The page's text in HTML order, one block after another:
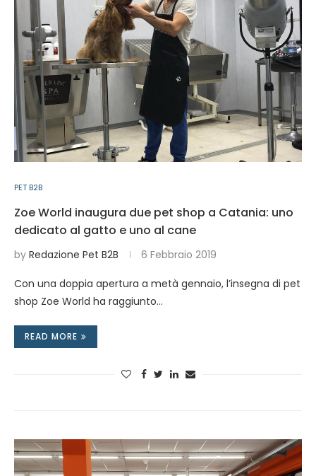
PET B2B
Zoe World inaugura due pet shop a Catania: uno
dedicato al gatto e uno al cane
by Redazione Pet B2B 6 Febbraio 2019
Con una doppia apertura a metà gennaio, l’insegna di pet
shop Zoe World ha raggiunto…
READ MORE